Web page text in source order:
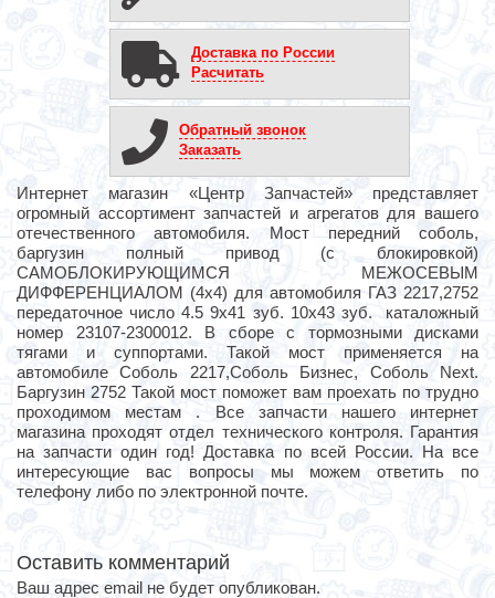
Доставка по России
Расчитать
Обратный звонок
Заказать
Интернет магазин «Центр Запчастей» представляет
огромный ассортимент запчастей и агрегатов для вашего
отечественного автомобиля. Мост передний соболь,
баргузин полный привод (с блокировкой)
САМОБЛОКИРУЮЩИМСЯ МЕЖОСЕВЫМ
ДИФФЕРЕНЦИАЛОМ (4х4) для автомобиля ГАЗ 2217,2752
передаточное число 4.5 9х41 зуб. 10х43 зуб. каталожный
номер 23107-2300012. В сборе с тормозными дисками
тягами и суппортами. Такой мост применяется на
автомобиле Соболь 2217,Соболь Бизнес, Соболь Next.
Баргузин 2752 Такой мост поможет вам проехать по трудно
проходимом местам . Все запчасти нашего интернет
магазина проходят отдел технического контроля. Гарантия
на запчасти один год! Доставка по всей России. На все
интересующие вас вопросы мы можем ответить по
телефону либо по электронной почте.
Оставить комментарий
Ваш адрес email не будет опубликован.